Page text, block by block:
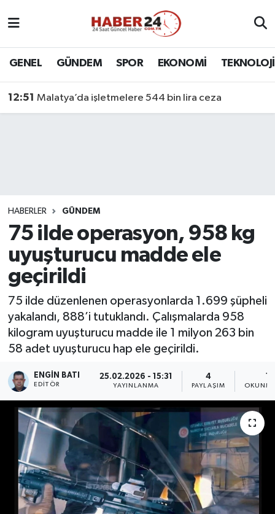
GENEL GÜNDEM SPOR EKONOMİ TEKNOLOJİ
12:51 Malatya’da işletmelere 544 bin lira ceza
HABERLER GÜNDEM
75 ilde operasyon, 958 kg
uyuşturucu madde ele
geçirildi
75 ilde düzenlenen operasyonlarda 1.699 şüpheli
yakalandı, 888’i tutuklandı. Çalışmalarda 958
kilogram uyuşturucu madde ile 1 milyon 263 bin
58 adet uyuşturucu hap ele geçirildi.
ENGIN BATI
EDITÖR
25.02.2026 - 15:31
YAYINLANMA
4
PAYLAŞIM
Nöbetçi Eczaneler
Son Dakika Haberleri
Haber Arşivi